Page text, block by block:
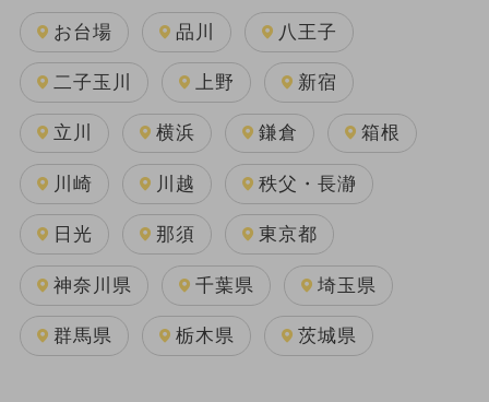
お台場 品川 八王子
二子玉川 上野 新宿
立川 横浜 鎌倉 箱根
川崎 川越 秩父・長瀞
日光 那須 東京都
神奈川県 千葉県 埼玉県
群馬県 栃木県 茨城県